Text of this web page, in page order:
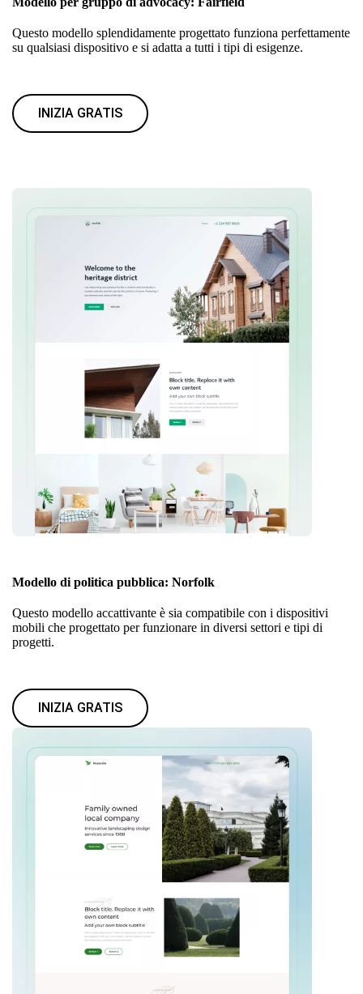
Questo modello splendidamente progettato funziona perfettamente
su qualsiasi dispositivo e si adatta a tutti i tipi di esigenze.
INIZIA GRATIS
Modello di politica pubblica: Norfolk
Questo modello accattivante è sia compatibile con i dispositivi
mobili che progettato per funzionare in diversi settori e tipi di
progetti.
INIZIA GRATIS